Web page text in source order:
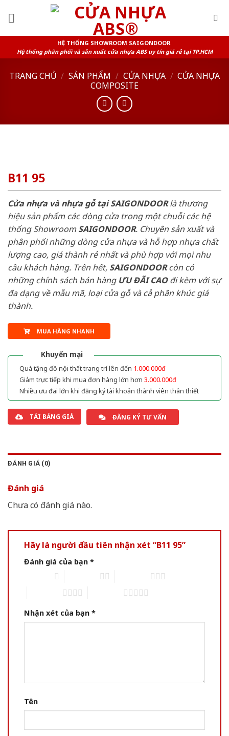
HỆ THỐNG SHOWROOM SAIGONDOOR
Hệ thống phân phối và sản xuất cửa nhựa ABS uy tín giá rẻ tại TP.HCM
TRANG CHỦ / SẢN PHẨM / CỬA NHỰA / CỬA NHỰA
COMPOSITE
B11 95
Cửa nhựa và nhựa gỗ tại SAIGONDOORlà thương
hiệu sản phẩm các dòng cửa trong một chuỗi các hệ
thống ShowroomSAIGONDOOR. Chuyên sản xuất và
phân phối những dòng cửa nhựa và hỗ hợp nhựa chất
lượng cao, giá thành rẻ nhất và phù hợp với mọi nhu
cầu khách hàng. Trên hết, SAIGONDOORcòn có
những chính sách bán hàng ƯU ĐÃI CAOđi kèm với sự
đa dạng về mẫu mã, loại cửa gỗ và cả phân khúc giá
thành.
MUA HÀNG NHANH
Khuyến mại
Quà tặng đồ nội thất trang trí lên đến 1.000.000đ
Giảm trực tiếp khi mua đơn hàng lớn hơn 3.000.000đ
Nhiều ưu đãi lớn khi đăng ký tài khoản thành viên thân thiết
TẢI BẢNG GIÁ ĐĂNG KÝ TƯ VẤN
ĐÁNH GIÁ (0)
Đánh giá
Chưa có đánh giá nào.
Hãy là người đầu tiên nhận xét “B11 95”
Đánh giá của bạn *
Nhận xét của bạn *
Tên